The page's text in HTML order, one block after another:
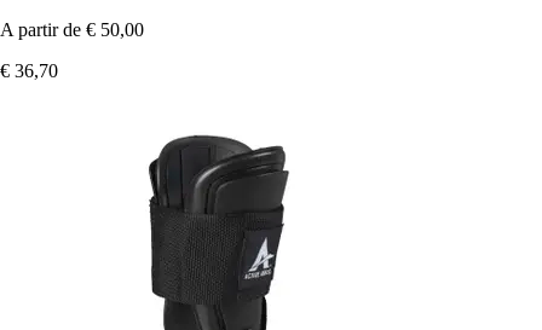
A partir de € 50,00
€ 36,70